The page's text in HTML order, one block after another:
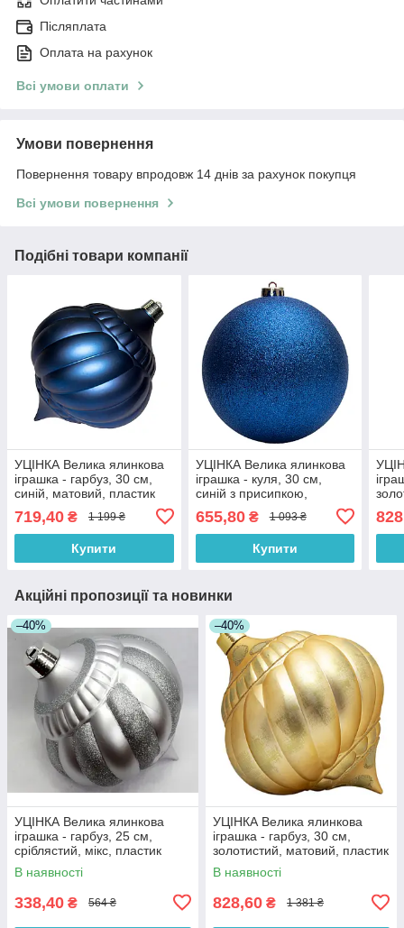
Післяплата
Оплата на рахунок
Всі умови оплати
Умови повернення
Повернення товару впродовж 14 днів за рахунок покупця
Всі умови повернення
Подібні товари компанії
УЦІНКА Велика ялинкова
іграшка - гарбуз, 30 см,
синій, матовий, пластик
719,40 ₴ 1 199 ₴
Купити
УЦІНКА Велика ялинкова
іграшка - куля, 30 см,
синій з присипкою,
655,80₴ 1 093 ₴
Купити
Акційні пропозиції та новинки
–40%
УЦІНКА Велика ялинкова
іграшка - гарбуз, 25 см,
сріблястий, мікс, пластик
(030569-1)
В наявності
338,40 ₴ 564 ₴
–40%
УЦІНКА Велика ялинкова
іграшка - гарбуз, 30 см,
золотистий, матовий, пластик
(030552-3)
В наявності
828,60 ₴ 1 381 ₴